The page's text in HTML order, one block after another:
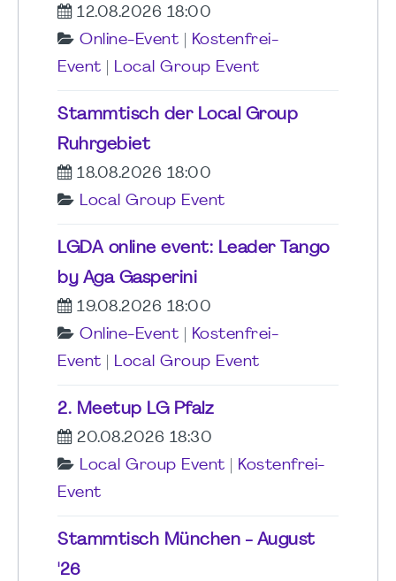
12.08.2026 18:00
Online-Event
Kostenfrei-
Event
Local Group Event
Stammtisch der Local Group
Ruhrgebiet
18.08.2026 18:00
Local Group Event
LGDA online event: Leader Tango
by Aga Gasperini
19.08.2026 18:00
Online-Event
Kostenfrei-
Event
Local Group Event
2. Meetup LG Pfalz
20.08.2026 18:30
Local Group Event
Kostenfrei-
Event
Stammtisch München - August
'26